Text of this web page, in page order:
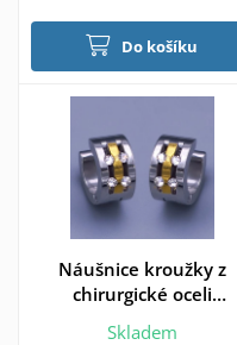
Do košíku
Náušnice kroužky z
chirurgické oceli
kombinované se zirkony
Skladem